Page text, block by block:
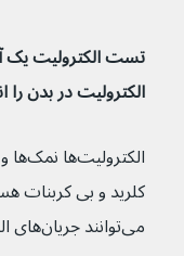
تست الکترولیت
الکترولیت در بدن را
می‌توانند جریان‌های الکتریکی را در بدن هدایت کنند.